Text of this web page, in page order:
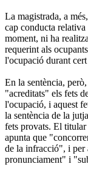
La magistrada, a
cap conducta
moment, ni ha
requerint als
l'ocupació durant
En la sentència,
"acreditats" els fets
l'ocupació, i aquest
la sentència de la
fets provats. El
apunta que
de la infracció", i per
pronunciament" i